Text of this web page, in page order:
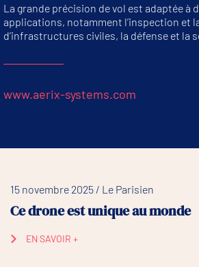
La grande précision de vol est adaptée à
applications, notamment l’inspection et
d’infrastructures civiles, la défense et la
www.aerix-systems.com
15 novembre 2025 / Le Parisien
Ce drone est unique au monde
EN SAVOIR +